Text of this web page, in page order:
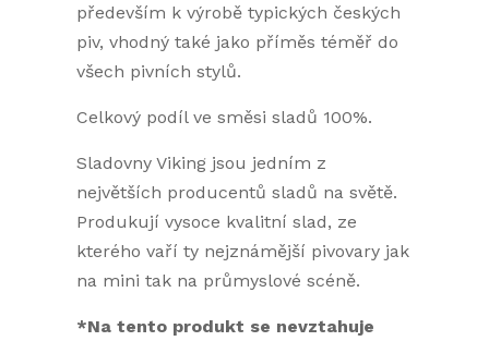
především k výrobě typických českých
piv, vhodný také jako příměs téměř do
všech pivních stylů.
Celkový podíl ve směsi sladů 100%.
Sladovny Viking jsou jedním z
největších producentů sladů na světě.
Produkují vysoce kvalitní slad, ze
kterého vaří ty nejznámější pivovary jak
na mini tak na průmyslové scéně.
*Na tento produkt se nevztahuje